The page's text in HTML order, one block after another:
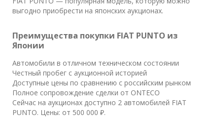
выгодно приобрести на японских аукционах.
Преимущества покупки FIAT PUNTO из
Японии
Автомобили в отличном техническом состоянии
Честный пробег с аукционной историей
Доступные цены по сравнению с российским рынком
Полное сопровождение сделки от ONTECO
Сейчас на аукционах доступно 2 автомобилей FIAT
PUNTO. Цены: от 500 000 ₽.